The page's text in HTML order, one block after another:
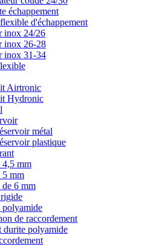
échappement
d'échappement
inox 24/26
inox 26-28
inox 31-34
Airtronic
Hydronic
métal
plastique
mm
mm
6 mm
de raccordement
durite polyamide